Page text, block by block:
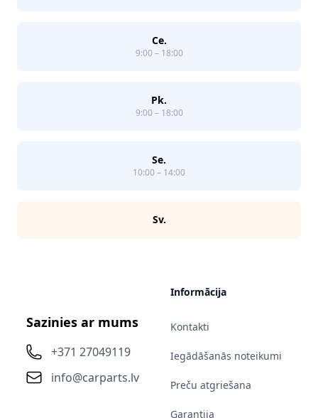
Ce.
9:00 – 18:00
Pk.
9:00 – 18:00
Se.
10:00 – 14:00
Sv.
Sazinies ar mums
+371 27049119
info@carparts.lv
Informācija
Kontakti
Iegādāšanās noteikumi
Preču atgriešana
Garantija